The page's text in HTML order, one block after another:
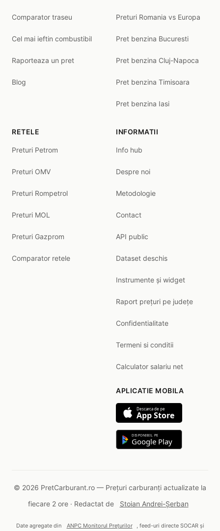
Comparator traseu
Cel mai ieftin combustibil
Raporteaza un pret
Blog
Preturi Romania vs Europa
Pret benzina Bucuresti
Pret benzina Cluj-Napoca
Pret benzina Timisoara
Pret benzina Iasi
RETELE
Preturi Petrom
Preturi OMV
Preturi Rompetrol
Preturi MOL
Preturi Gazprom
Comparator retele
INFORMATII
Info hub
Despre noi
Metodologie
Contact
API public
Dataset deschis
Instrumente și widget
Raport prețuri pe județe
Confidentialitate
Termeni si conditii
Calculator salariu net
APLICATIE MOBILA
Descarca de pe
App Store
DISPONIBIL PE
Google Play
© 2026 PretCarburant.ro — Prețuri carburanți actualizate la
fiecare 2 ore · Redactat de
Stoian Andrei-Șerban
Date agregate din ANPC Monitorul Prețurilor , feed-uri directe SOCAR și